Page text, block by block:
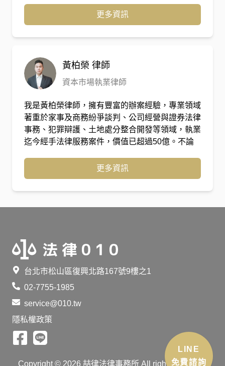
工程糾紛等案件。 曾擔任國營企業千萬級工程訴
訟及大型度假村土地開發案件的委任律師，均為客
戶翻轉一審原本不利的結果，更成功協助知名基金
高法院及最高行政法院的數個勝訴判決。迄今為
止，已為客戶爭取及維護超過一億元的權益，是值
得您信賴的法律及訴訟專家 除訴訟業務外，我也
談判陪同及法律顧問等服務，致力於降低爭議發生
的機率，並協助在訴訟前以更圓滿的方式解決糾
紛。
更多資訊
黃柏榮 律師
資本市場執業律師
我是黃柏榮律師，擁有豐富的辦案經驗，專業領域
著重於家事及商務紛爭談判、公司經營與證券法律
事務、犯罪辯護、土地處分整合開發等領域，執業
迄今經手法律服務案件，價值已超過50億。不論
問題尚未發生爭議，歡迎讓我們為您預防爭端。
更多資訊
LINE
台北市松山區復興北路167號9樓之1
02-7755-1985
service@010.tw
隱私權政策
Copyright © 2026 喆律法律事務所 All rights reserved.